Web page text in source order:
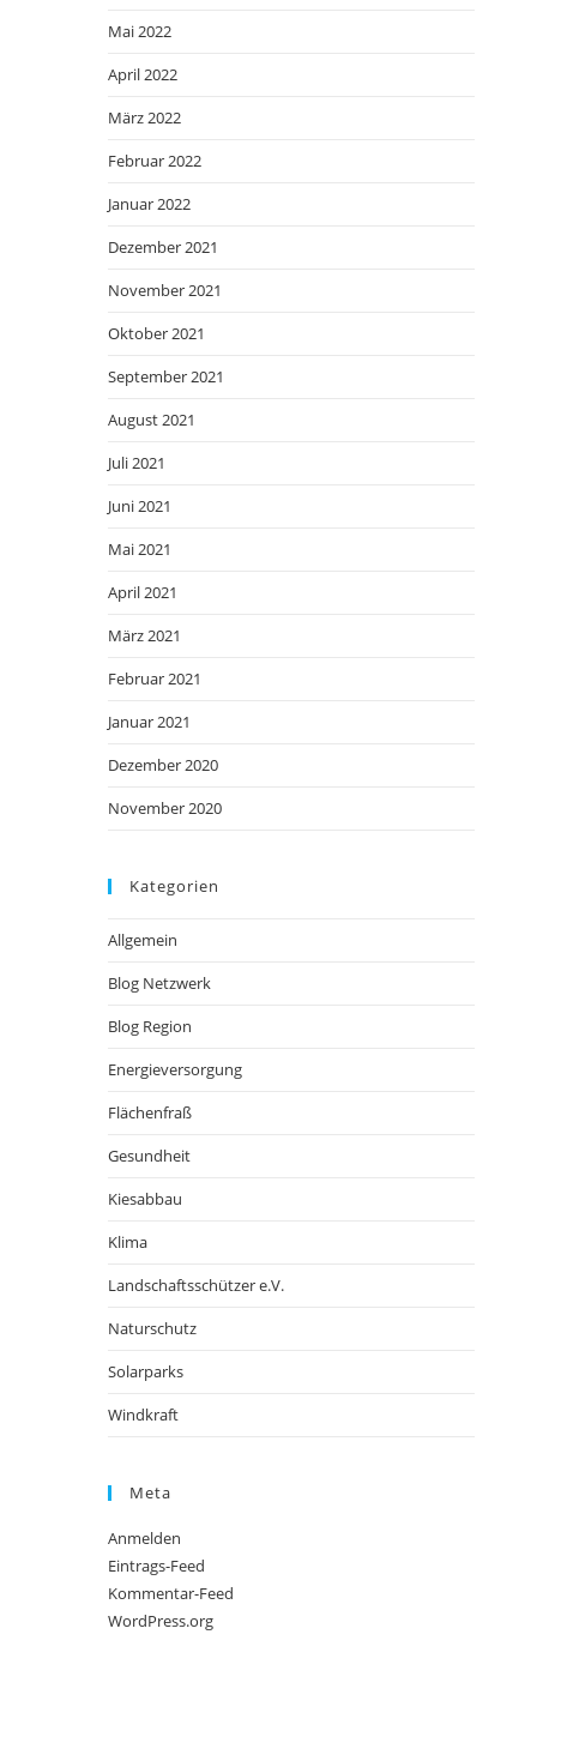
Mai 2022
April 2022
März 2022
Februar 2022
Januar 2022
Dezember 2021
November 2021
Oktober 2021
September 2021
August 2021
Juli 2021
Juni 2021
Mai 2021
April 2021
März 2021
Februar 2021
Januar 2021
Dezember 2020
November 2020
Kategorien
Allgemein
Blog Netzwerk
Blog Region
Energieversorgung
Flächenfraß
Gesundheit
Kiesabbau
Klima
Landschaftsschützer e.V.
Naturschutz
Solarparks
Windkraft
Meta
Anmelden
Eintrags-Feed
Kommentar-Feed
WordPress.org